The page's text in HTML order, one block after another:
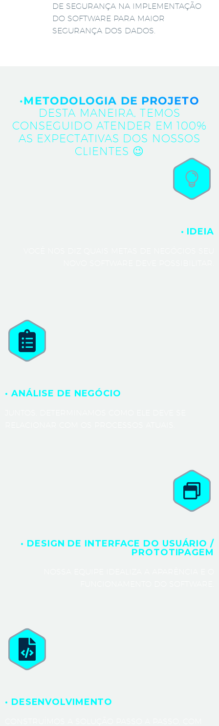
DE SEGURANÇA NA IMPLEMENTAÇÃO
DO SOFTWARE PARA MAIOR
SEGURANÇA DOS DADOS.
·METODOLOGIA DE PROJETO
DESTA MANEIRA, TEMOS
CONSEGUIDO ATENDER EM 100%
AS EXPECTATIVAS DOS NOSSOS
CLIENTES 😉
· IDEIA
· ANÁLISE DE NEGÓCIO
· DESIGN DE INTERFACE DO USUÁRIO /
PROTOTIPAGEM
· DESENVOLVIMENTO